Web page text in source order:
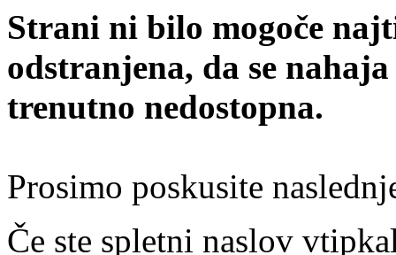
Strani ni bilo mogoče
odstranjena, da se
trenutno nedostopna.
Prosimo poskusite
Če ste spletni naslov